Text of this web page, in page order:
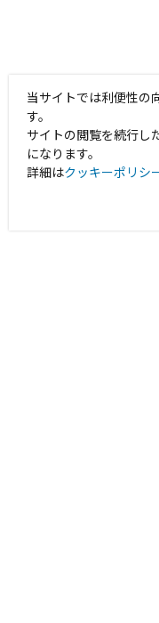
当サイトでは利便性の
す。
サイトの閲覧を続行し
になります。
詳細はクッキーポリシ